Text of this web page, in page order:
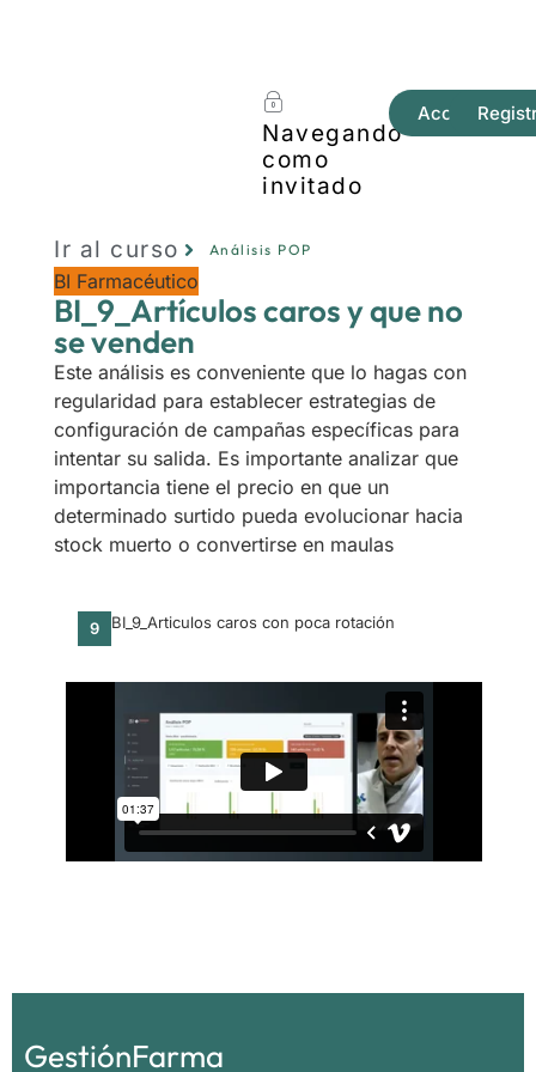
Navegando
como
invitado
Acceder
Ir al curso Análisis POP
BI Farmacéutico
BI_9_Artículos caros y que no
se venden
Este análisis es conveniente que lo hagas con
regularidad para establecer estrategias de
configuración de campañas específicas para
intentar su salida. Es importante analizar que
importancia tiene el precio en que un
determinado surtido pueda evolucionar hacia
stock muerto o convertirse en maulas
9 BI_9_Articulos caros con poca rotación
GestiónFarma